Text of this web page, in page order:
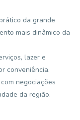
da grande
mais dinâmico da
lazer e
conveniência.
negociações
da região.